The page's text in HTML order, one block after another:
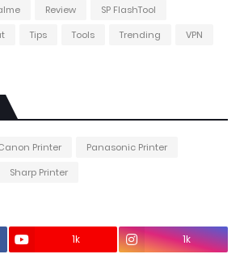
Review
SP FlashTool
Tips Tools Trending
VPN
Printer
Panasonic Printer
Sharp Printer
1k 1k